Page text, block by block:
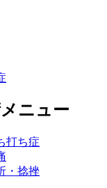
ニュー
打ち症
・捻挫